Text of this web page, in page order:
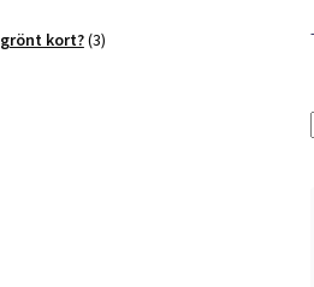
kort? 33